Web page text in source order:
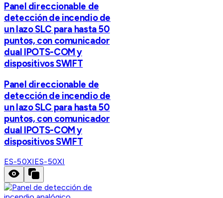
Panel direccionable de
detección de incendio de
un lazo SLC para hasta 50
puntos, con comunicador
dual IPOTS-COM y
dispositivos SWIFT
Panel direccionable de
detección de incendio de
un lazo SLC para hasta 50
puntos, con comunicador
dual IPOTS-COM y
dispositivos SWIFT
ES-50XIES-50XI